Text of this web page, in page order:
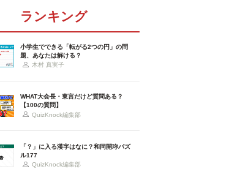
ランキング
小学生でできる「転がる2つの円」の問
題、あなたは解ける？
木村 真実子
WHAT大会長・東言だけど質問ある？
【100の質問】
QuizKnock編集部
「？」に入る漢字はなに？和同開珎パズ
ル177
QuizKnock編集部